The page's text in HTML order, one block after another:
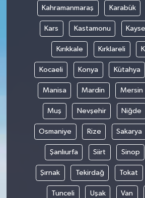
Kahramanmaraş Karabük
Kars Kastamonu
Kırıkkale Kırklareli
Kocaeli Konya Kütahya
Manisa Mardin Mersin
Muş Nevşehir Niğde
Osmaniye Rize Sakarya
Şanlıurfa Siirt Sinop
Şırnak Tekirdağ Tokat
Tunceli Uşak Van